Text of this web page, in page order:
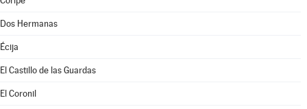
Dos Hermanas
Écija
El Castillo de las Guardas
El Coronil